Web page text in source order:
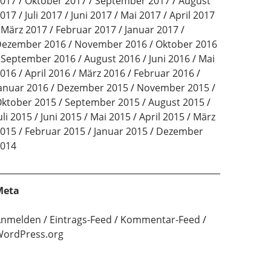
Juli 2017 Juni 2017 Mai 2017
April 2017
März 2017
Februar 2017
Januar 2017
2016
November 2016
Oktober 2016
September 2016
August 2016 Juni 2016
Mai
April 2016 März 2016
Februar 2016
2016
Dezember 2015
November 2015
2015
September 2015
August 2015
2015
Juni 2015 Mai 2015 April 2015
März
Februar 2015 Januar 2015
Dezember
Eintrags-Feed
Kommentar-Feed